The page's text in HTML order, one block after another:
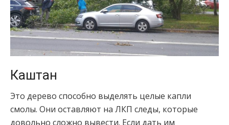
Каштан
Это дерево способно выделять целые капли
смолы. Они оставляют на ЛКП следы, которые
довольно сложно вывести. Если дать им